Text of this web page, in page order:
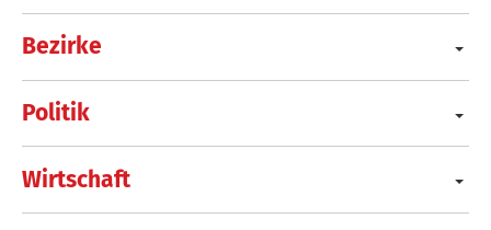
Bezirke
Politik
Wirtschaft